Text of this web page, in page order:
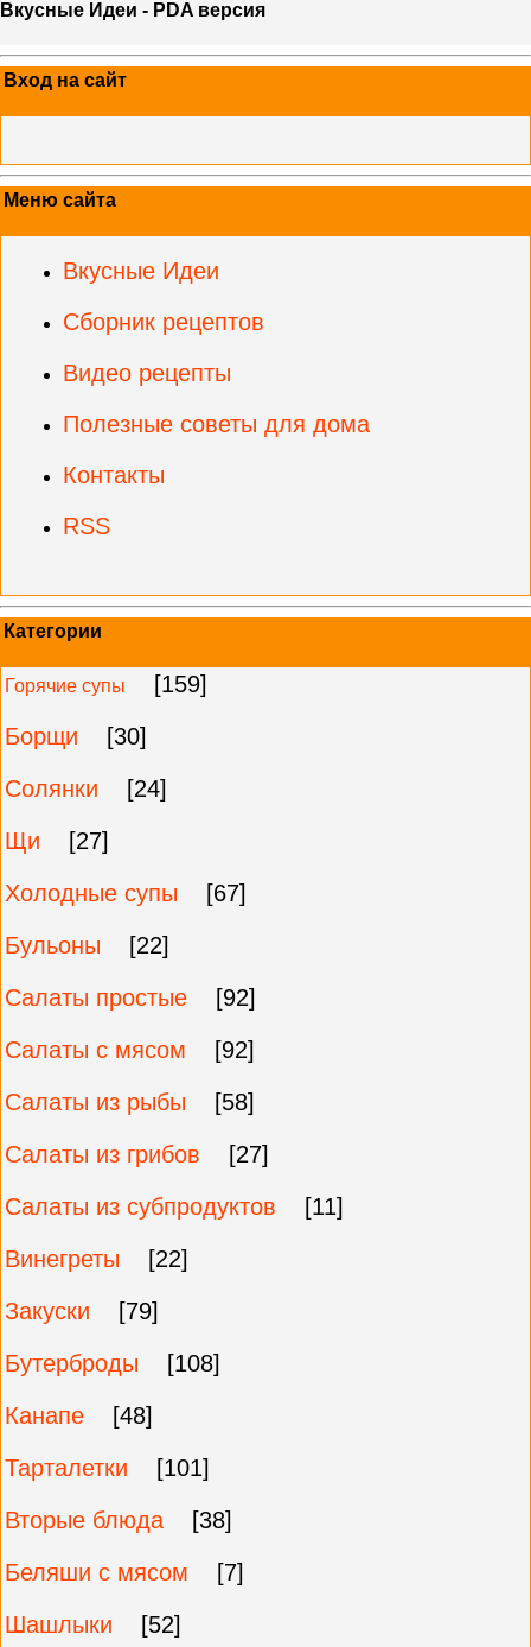
Вкусные Идеи - PDA версия
Вход на сайт
Меню сайта
Вкусные Идеи
Сборник рецептов
Видео рецепты
Полезные советы для дома
Контакты
RSS
Категории
Горячие супы
[159]
Борщи
[30]
Солянки
[24]
Щи
[27]
Холодные супы
[67]
Бульоны
[22]
Салаты простые
[92]
Салаты с мясом
[92]
Салаты из рыбы
[58]
Салаты из грибов
[27]
Салаты из субпродуктов
[11]
Винегреты
[22]
Закуски
[79]
Бутерброды
[108]
Канапе
[48]
Тарталетки
[101]
Вторые блюда
[38]
Беляши с мясом
[7]
Шашлыки
[52]